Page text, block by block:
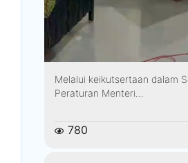
Melalui keikutsertaan dalam
Peraturan Menteri...
780